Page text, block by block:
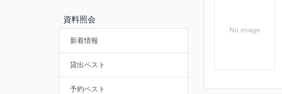
資料照会
新着情報
貸出ベスト
予約ベスト
No image